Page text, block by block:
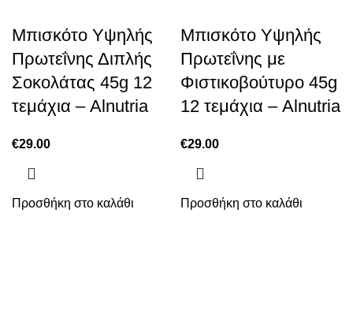
Μπισκότο Υψηλής
Πρωτεΐνης Διπλής
Σοκολάτας 45g 12
τεμάχια – Alnutria
€29.00
Προσθήκη στο καλάθι
Μπισκότο Υψηλής
Πρωτεΐνης με
Φιστικοβούτυρο 45g
12 τεμάχια – Alnutria
€29.00
Προσθήκη στο καλάθι